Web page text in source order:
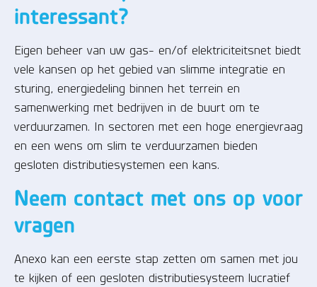
interessant?
Eigen beheer van uw gas- en/of elektriciteitsnet biedt
vele kansen op het gebied van slimme integratie en
sturing, energiedeling binnen het terrein en
samenwerking met bedrijven in de buurt om te
verduurzamen. In sectoren met een hoge energievraag
en een wens om slim te verduurzamen bieden
gesloten distributiesystemen een kans.
Neem contact met ons op voor
vragen
Anexo kan een eerste stap zetten om samen met jou
te kijken of een gesloten distributiesysteem lucratief